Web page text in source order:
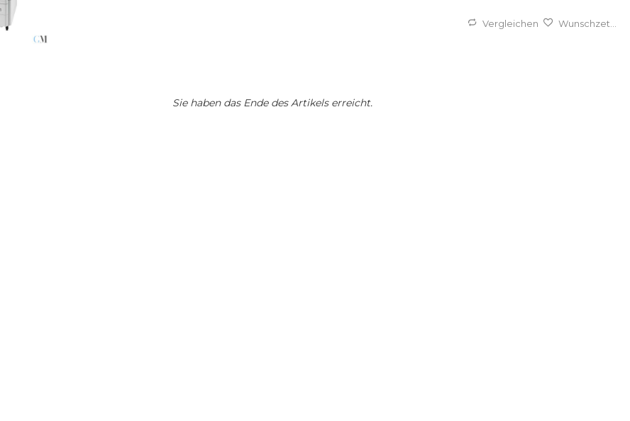
Wunschzettel
Vergleichen
Sie haben das Ende des Artikels erreicht.